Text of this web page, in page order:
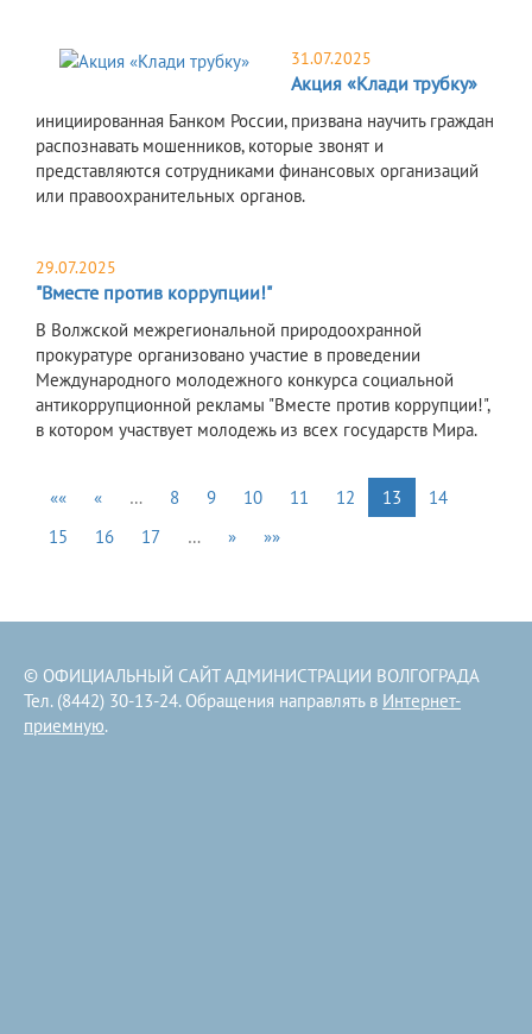
31.07.2025
Акция «Клади трубку»
инициированная Банком России, призвана научить граждан
распознавать мошенников, которые звонят и
представляются сотрудниками финансовых организаций
или правоохранительных органов.
29.07.2025
"Вместе против коррупции!"
В Волжской межрегиональной природоохранной
прокуратуре организовано участие в проведении
Международного молодежного конкурса социальной
антикоррупционной рекламы "Вместе против коррупции!",
в котором участвует молодежь из всех государств Мира.
«« « … 8 9 10 11 12 13
14
15
16 17 … » »»
© ОФИЦИАЛЬНЫЙ САЙТ АДМИНИСТРАЦИИ ВОЛГОГРАДА
Тел. (8442) 30-13-24. Обращения направлять в Интернет-
приемную.